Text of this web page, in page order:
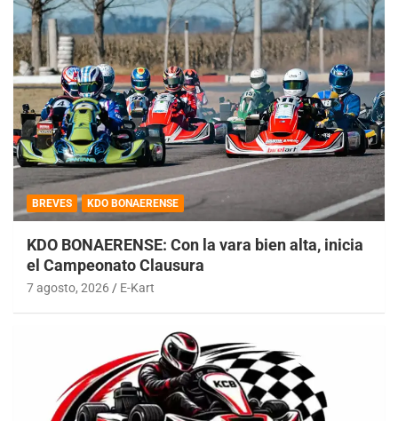
BREVES KDO BONAERENSE
KDO BONAERENSE: Con la vara bien alta, inicia
el Campeonato Clausura
7 agosto, 2026 E-Kart